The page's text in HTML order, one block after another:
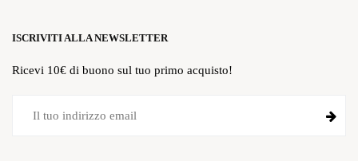
ISCRIVITI ALLA NEWSLETTER
Ricevi 10€ di buono sul tuo primo acquisto!